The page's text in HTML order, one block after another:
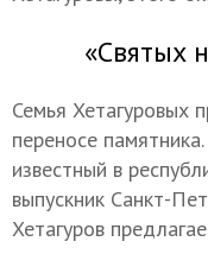
«Святых
Семья Хетагуровых
переносе
известный в
выпускник Санкт-
Хетагуров